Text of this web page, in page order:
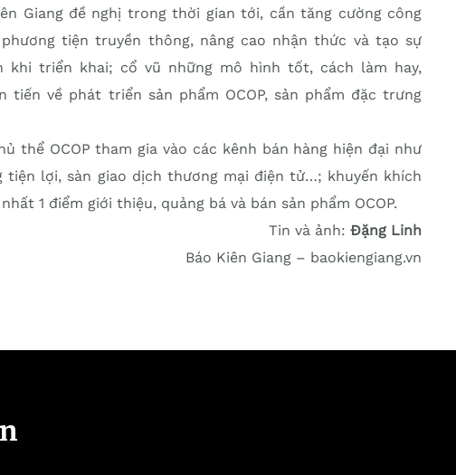
Giang đề nghị trong thời gian tới, cần tăng cường công
tiện truyền thông, nâng cao nhận thức và tạo sự
khi triển khai; cổ vũ những mô hình tốt, cách làm hay,
tiến về phát triển sản phẩm OCOP, sản phẩm đặc trưng
thể OCOP tham gia vào các kênh bán hàng hiện đại như
tiện lợi, sàn giao dịch thương mại điện tử…; khuyến khích
1 điểm giới thiệu, quảng bá và bán sản phẩm OCOP.
Tin và ảnh: Đặng Linh
Báo Kiên Giang – baokiengiang.vn